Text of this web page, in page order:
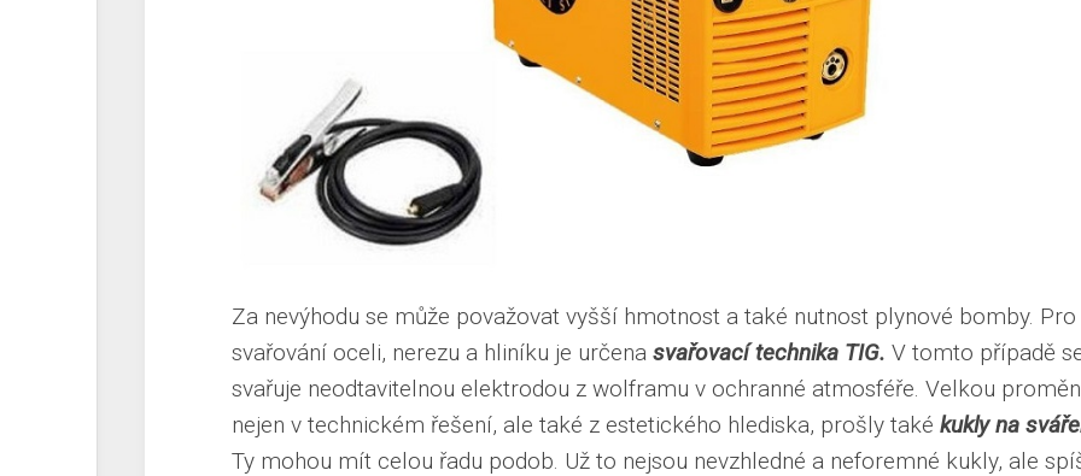
Za nevýhodu se může považovat vyšší hmotnost a také nutnost plynové bomby. Pro
svařování oceli, nerezu a hliníku je určena svařovací technika TIG. V tomto případě
svařuje neodtavitelnou elektrodou z wolframu v ochranné atmosféře. Velkou
nejen v technickém řešení, ale také z estetického hlediska, prošly také kukly na
Ty mohou mít celou řadu podob. Už to nejsou nevzhledné a neforemné kukly, ale